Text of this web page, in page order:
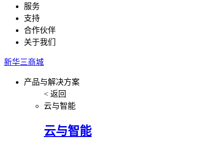
服务
支持
合作伙伴
关于我们
新华三商城
产品与解决方案
< 返回
云与智能
云与智能